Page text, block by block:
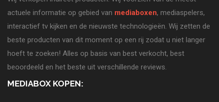
actuele informatie op gebied van mediaboxen, mediaspelers,
interactief tv kijken en de nieuwste technologieën. Wij zetten de
beste producten van dit moment op een rij zodat u niet langer
hoeft te zoeken! Alles op basis van best verkocht, best
beoordeeld en het beste uit verschillende reviews.
MEDIABOX KOPEN: